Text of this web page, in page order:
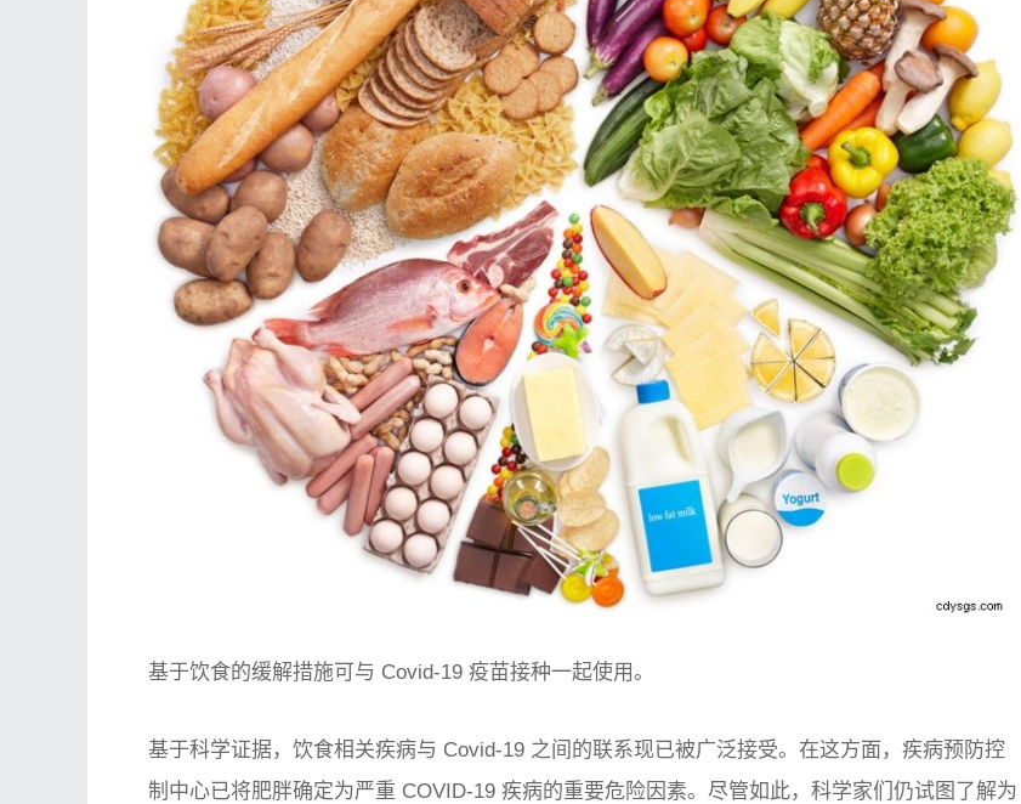
基于饮食的缓解措施可与 Covid-19 疫苗接种一起使用。
基于科学证据，饮食相关疾病与 Covid-19 之间的联系现已被广泛接受。在这方面，疾病预防控
制中心已将肥胖确定为严重 COVID-19 疾病的重要危险因素。尽管如此，科学家们仍试图了解为